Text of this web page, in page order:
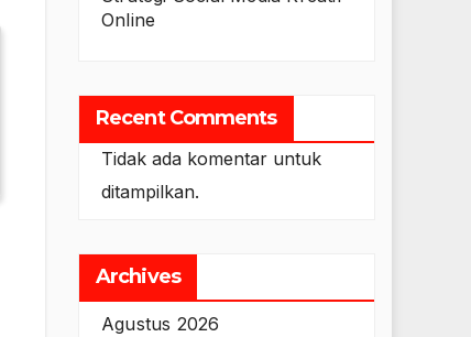
Online
Recent Comments
Tidak ada komentar untuk
ditampilkan.
Archives
Agustus 2026